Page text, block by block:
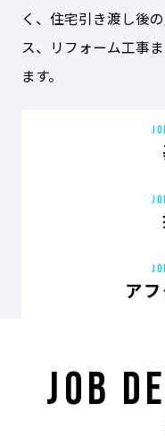
く、住宅引き渡し後
ス、リフォーム工事
ます。
ア
JOB